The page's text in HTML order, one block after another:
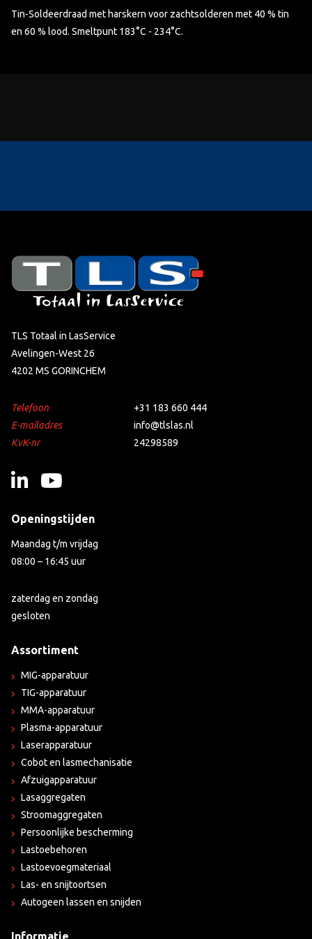
Tin-Soldeerdraad met harskern voor zachtsolderen met 40 % tin
en 60 % lood. Smeltpunt 183°C - 234°C.
TLS Totaal in LasService
Avelingen-West 26
4202 MS GORINCHEM
Telefoon
+31 183 660 444
E-mailadres
info@tlslas.nl
KvK-nr
24298589
Openingstijden
Maandag t/m vrijdag
08:00 – 16:45 uur
zaterdag en zondag
gesloten
Assortiment
MIG-apparatuur
TIG-apparatuur
MMA-apparatuur
Plasma-apparatuur
Laserapparatuur
Cobot en lasmechanisatie
Afzuigapparatuur
Lasaggregaten
Stroomaggregaten
Persoonlijke bescherming
Lastoebehoren
Lastoevoegmateriaal
Las- en snijtoortsen
Autogeen lassen en snijden
Informatie